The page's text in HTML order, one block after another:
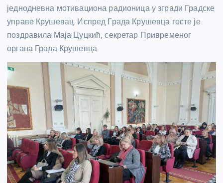
једнодневна мотивациона радионица у згради Градске
управе Крушевац. Испред Града Крушевца госте је
поздравила Маја Цуцкић, секретар Привременог
органа Града Крушевца.